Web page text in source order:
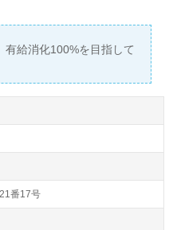
有給消化100%を目指して
番17号